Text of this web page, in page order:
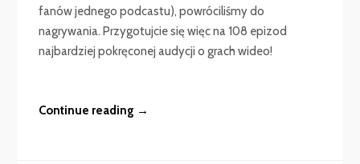
fanów jednego podcastu), powróciliśmy do
nagrywania. Przygotujcie się więc na 108 epizod
najbardziej pokręconej audycji o grach wideo!
Continue reading →